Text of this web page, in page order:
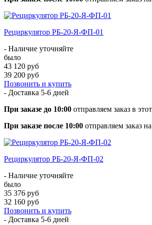
Рециркулятор РБ-20-Я-ФП-01
- Наличие уточняйте
было
43 120 руб
39 200 руб
Позвонить и купить
- Доставка 5-6 дней
При заказе до 10:00 отправляем заказ в
При заказе после 10:00 отправляем заказ
Рециркулятор РБ-20-Я-ФП-02
- Наличие уточняйте
было
35 376 руб
32 160 руб
Позвонить и купить
- Доставка 5-6 дней